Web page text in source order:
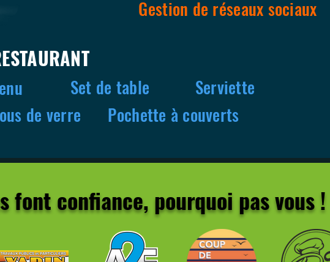
Gestion de réseaux sociaux
Set de table
Serviette
de verre
Pochette à couverts
font confiance, pourquoi pas vous !